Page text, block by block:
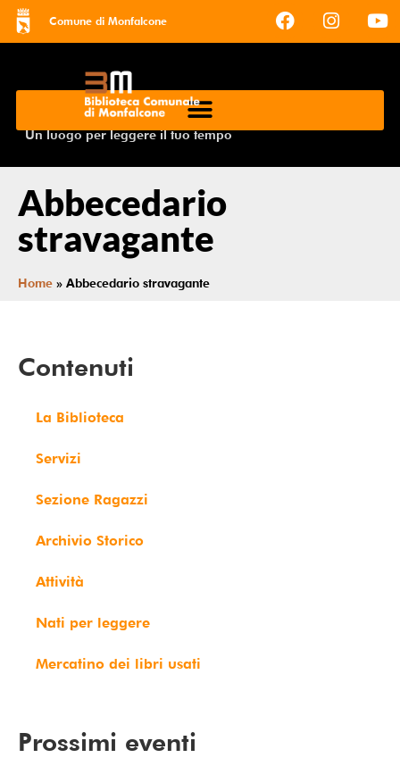
Comune di Monfalcone
Un luogo per leggere il tuo tempo
Abbecedario
stravagante
Home » Abbecedario stravagante
Contenuti
La Biblioteca
Servizi
Sezione Ragazzi
Archivio Storico
Attività
Nati per leggere
Mercatino dei libri usati
Prossimi eventi